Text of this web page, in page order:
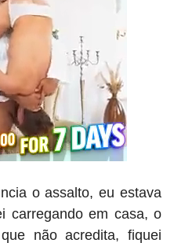
o assalto, eu estava
carregando em casa, o
não acredita, fiquei